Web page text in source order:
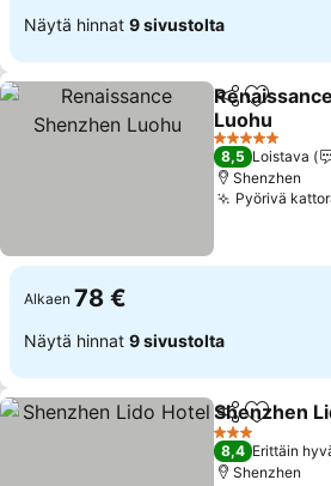
Näytä hinnat 9 sivustolta
Jaa Lisää
Luohu
5 Tähtiluokitus
8,5 Loistava
Shenzhen
Pyörivä
Alkaen 78 €
Näytä hinnat 9 sivustolta
Jaa Lisää
Shenzhen
3 Tähtiluokitus
8,4 Erittäin
Shenzhen